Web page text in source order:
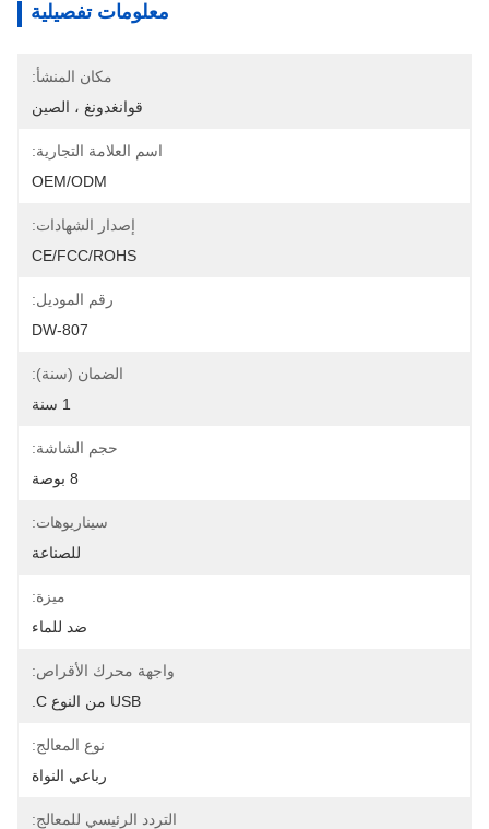
معلومات تفصيلية
مكان المنشأ:
قوانغدونغ ، الصين
اسم العلامة التجارية:
OEM/ODM
إصدار الشهادات:
CE/FCC/ROHS
رقم الموديل:
DW-807
الضمان (سنة):
1 سنة
حجم الشاشة:
8 بوصة
سيناريوهات:
للصناعة
ميزة:
ضد للماء
واجهة محرك الأقراص:
USB من النوع C.
نوع المعالج:
رباعي النواة
التردد الرئيسي للمعالج: